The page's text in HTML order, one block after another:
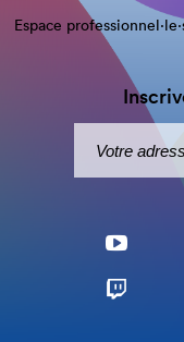
Espace